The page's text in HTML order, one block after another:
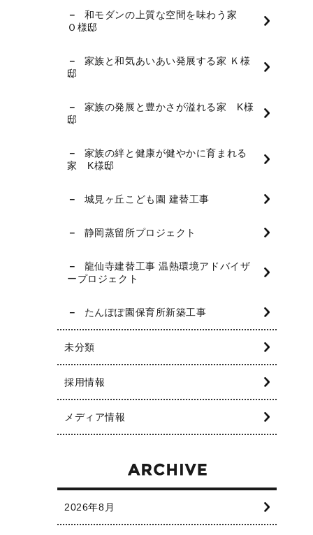
和モダンの上質な空間を味わう家
Ｏ様邸
家族と和気あいあい発展する家 Ｋ様
邸
家族の発展と豊かさが溢れる家 K様
邸
家族の絆と健康が健やかに育まれる
家 K様邸
城見ヶ丘こども園 建替工事
静岡蒸留所プロジェクト
龍仙寺建替工事 温熱環境アドバイザ
ープロジェクト
たんぽぽ園保育所新築工事
未分類
採用情報
メディア情報
2026年8月